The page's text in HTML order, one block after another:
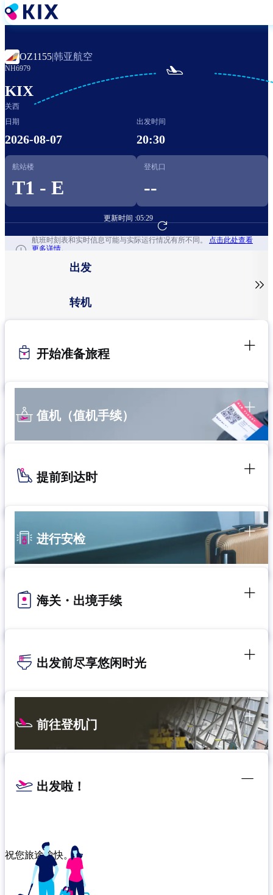
跳
转
主
要
容
OZ1155|韩亚航空
NH6979
KIX
关西

日期
2026-08-07
出发时间
20:30
航站楼
T1 - E
登机口
--
更新时间 :05:29
前往航班预订
航班时刻表和实时信息可能与实际运行情况有所不同。 点击此处查看
更多详情。
出发
转机

开始准备旅程
值机（值机手续）
提前到达时
进行安检
海关・出境手续
出发前尽享悠闲时光
前往登机门
出发啦！
祝您旅途愉快。